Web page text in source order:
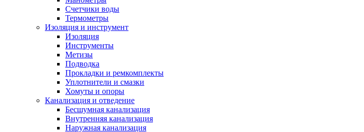
Счетчики воды
Термометры
Изоляция и инструмент
Изоляция
Инструменты
Метизы
Подводка
Прокладки и ремкомплекты
Уплотнители и смазки
Хомуты и опоры
Канализация и отведение
Бесшумная канализация
Внутренняя канализация
Наружная канализация